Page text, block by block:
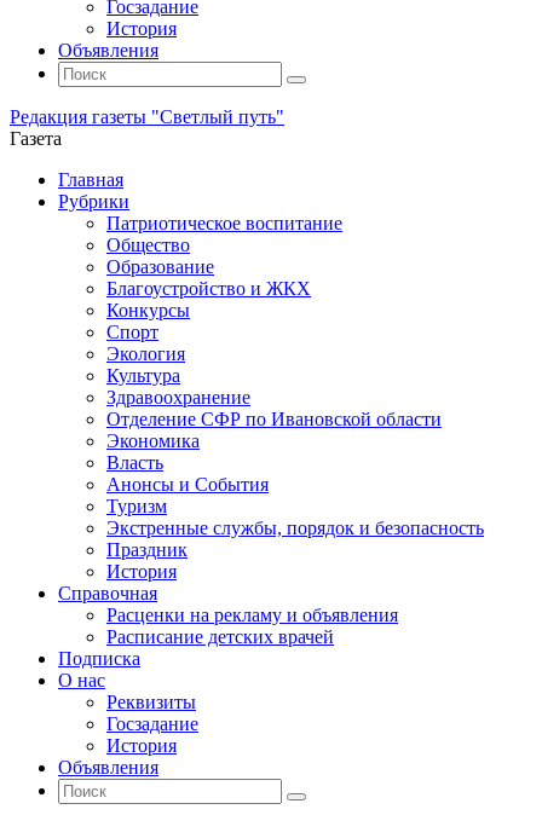
Госзадание
История
Объявления
Поиск
Искать:
Поиск
Редакция газеты "Светлый путь"
Газета
Промотать
содержимому
Главная
Рубрики
Патриотическое воспитание
Общество
Образование
Благоустройство и ЖКХ
Конкурсы
Спорт
Экология
Культура
Здравоохранение
Отделение СФР по Ивановской области
Экономика
Власть
Анонсы и События
Туризм
Экстренные службы, порядок и безопасность
Праздник
История
Справочная
Расценки на рекламу и объявления
Расписание детских врачей
Подписка
О нас
Реквизиты
Госзадание
История
Объявления
Поиск
Искать:
Поиск